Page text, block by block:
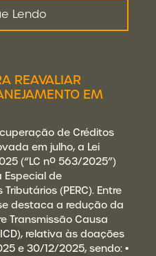
Lendo
REAVALIAR
EM
de Créditos
em julho, a Lei
(“LC nº 563/2025”)
Especial de
(PERC). Entre
destaca a redução da
Transmissão Causa
relativa às doações
e 30/12/2025, sendo: •